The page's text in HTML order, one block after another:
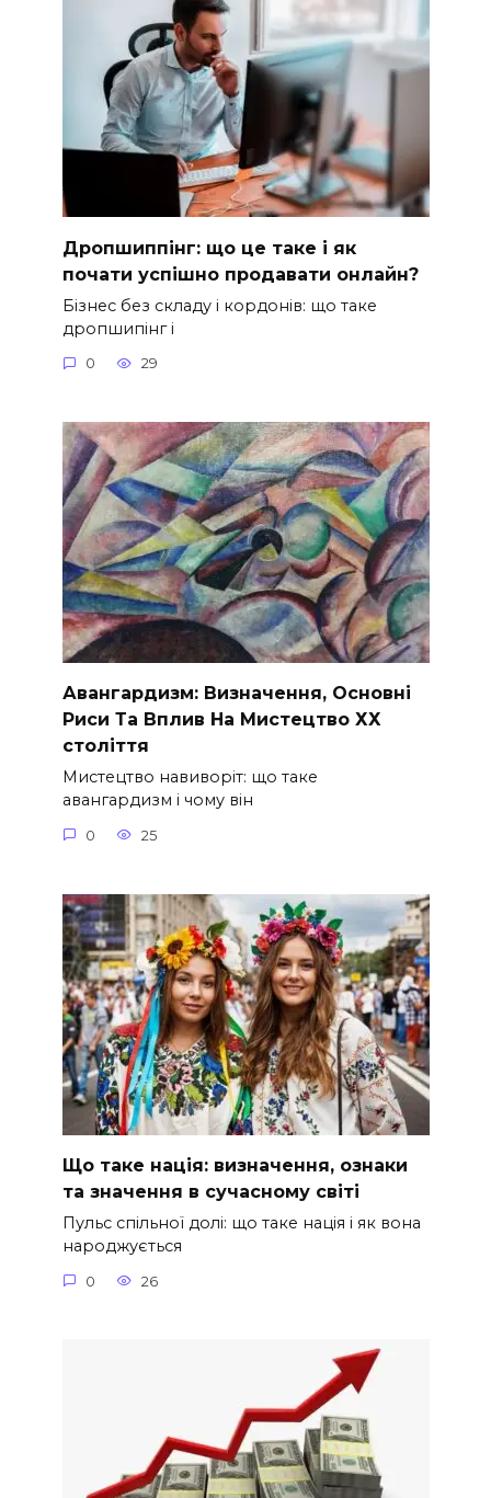
Дропшиппінг: що це таке і як
почати успішно продавати онлайн?
Бізнес без складу і кордонів: що таке
дропшипінг і
0 29
Авангардизм: Визначення, Основні
Риси Та Вплив На Мистецтво ХХ
століття
Мистецтво навиворіт: що таке
авангардизм і чому він
0 25
Що таке нація: визначення, ознаки
та значення в сучасному світі
Пульс спільної долі: що таке нація і як вона
народжується
0 26